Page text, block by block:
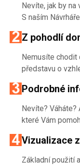
Nevíte, jak by na
S naším
Z pohodlí
Nemusíte chodit
představu o
Podrobné
Nevíte?
které Vám
Vizualizace
Základní použití